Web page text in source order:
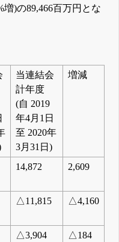
増)の89,466百万円とな
当連結会
計年度
(自 2019
年4月1日
至 2020年
3月31日)
増減
14,872 2,609
△11,815 △4,160
△3,904 △184